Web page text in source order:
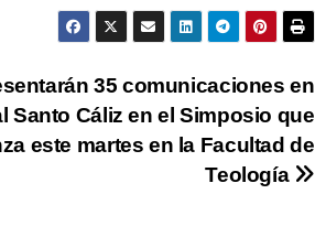
35 comunicaciones en
Santo Cáliz en el Simposio que
este martes en la Facultad de
Teología